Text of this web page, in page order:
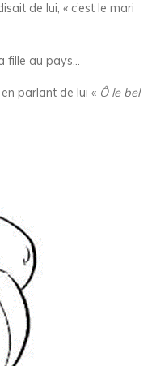
de lui, « c’est le mari
fille au pays…
parlant de lui « Ô le bel